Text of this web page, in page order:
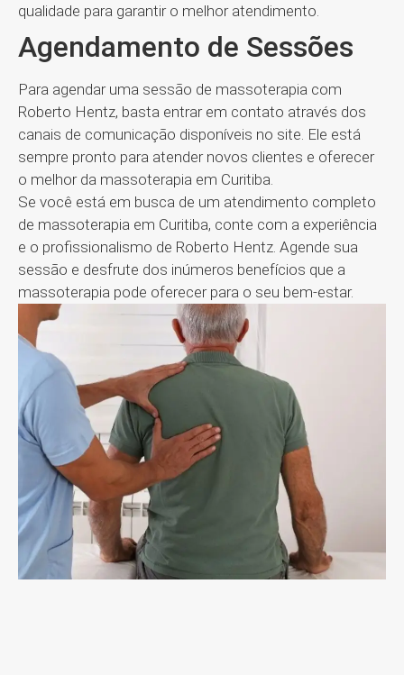
qualidade para garantir o melhor atendimento.
Agendamento de Sessões
Para agendar uma sessão de massoterapia com
Roberto Hentz, basta entrar em contato através dos
canais de comunicação disponíveis no site. Ele está
sempre pronto para atender novos clientes e oferecer
o melhor da massoterapia em Curitiba.
Se você está em busca de um atendimento completo
de massoterapia em Curitiba, conte com a experiência
e o profissionalismo de Roberto Hentz. Agende sua
sessão e desfrute dos inúmeros benefícios que a
massoterapia pode oferecer para o seu bem-estar.